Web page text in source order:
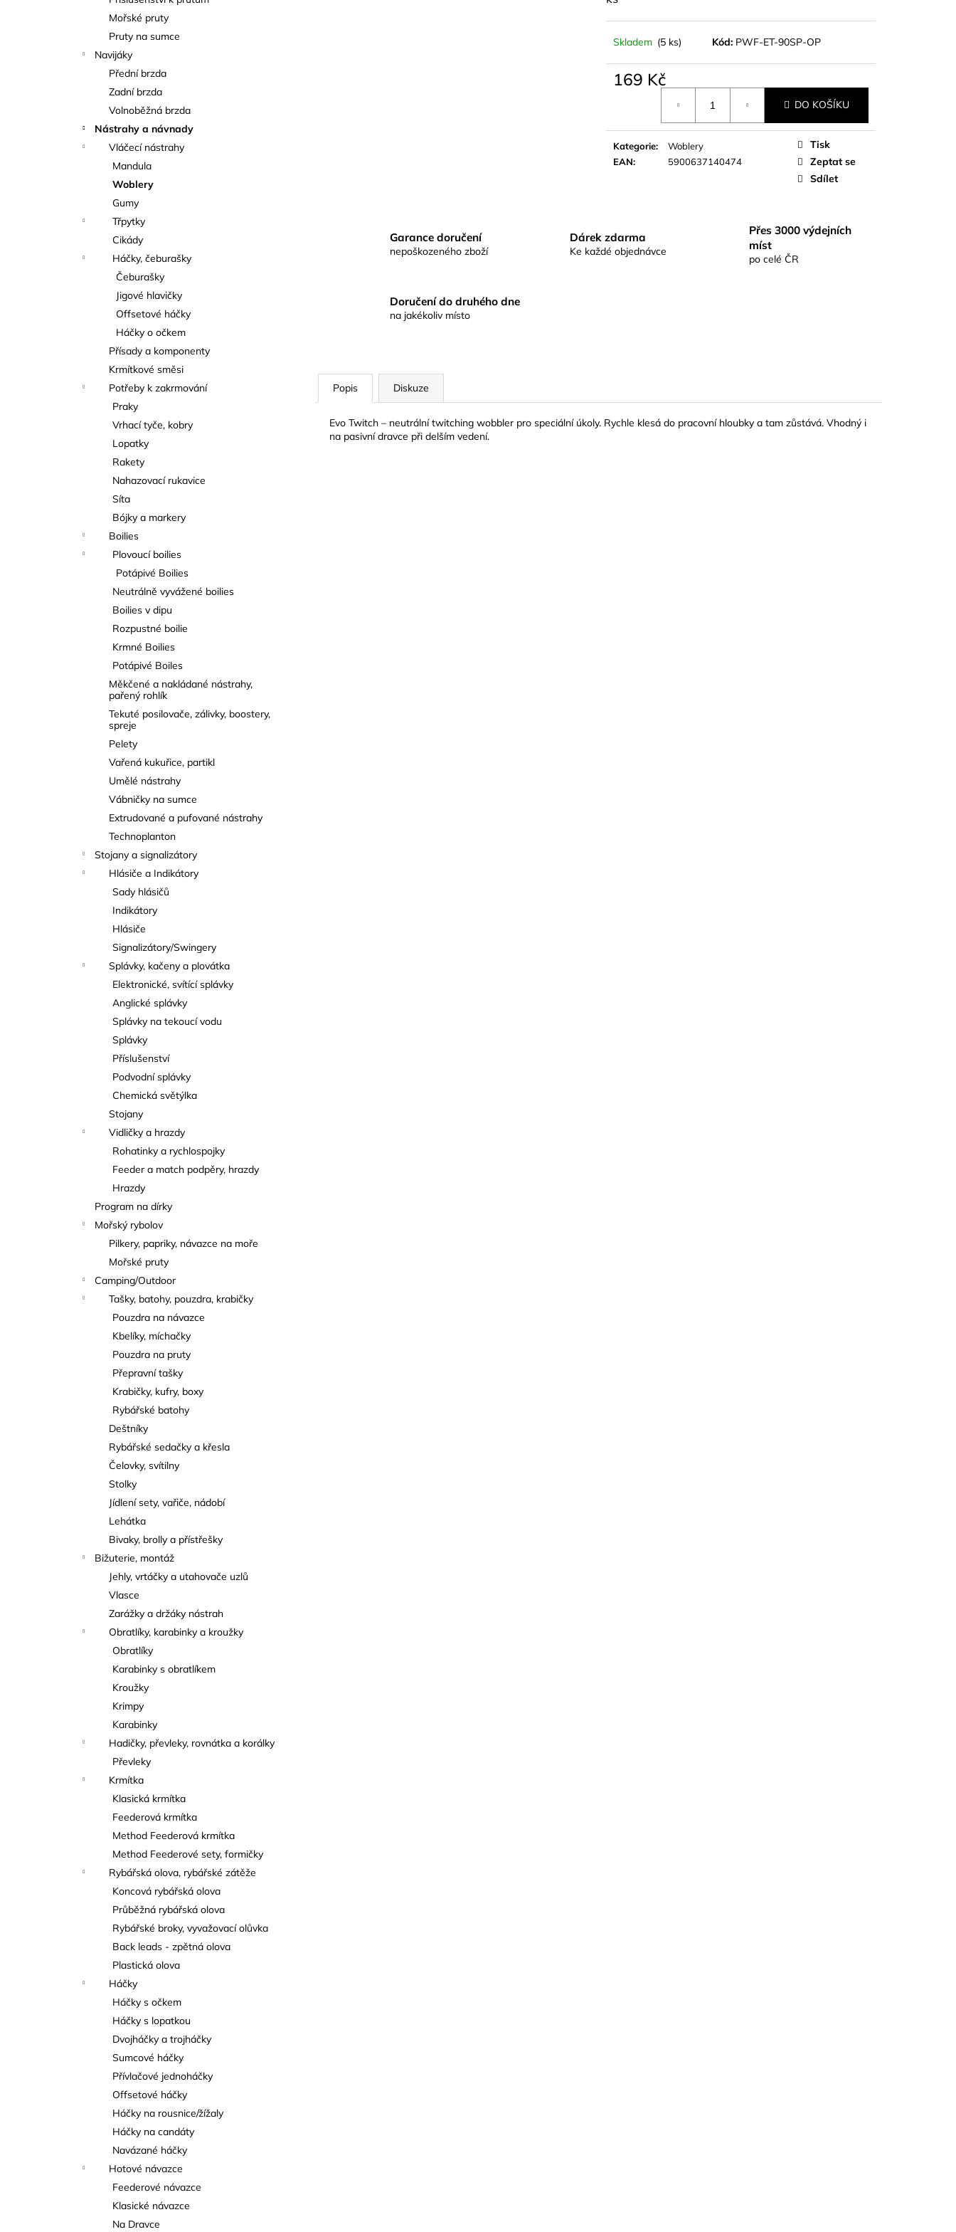
Mořské pruty
Pruty na sumce
Navijáky
Přední brzda
Zadní brzda
Volnoběžná brzda
Nástrahy a návnady
Vláčecí nástrahy
Mandula
Woblery
Gumy
Třpytky
Cikády
Háčky, čeburašky
Čeburašky
Jigové hlavičky
Offsetové háčky
Háčky o očkem
Přísady a komponenty
Krmítkové směsi
Potřeby k zakrmování
Praky
Vrhací tyče, kobry
Lopatky
Rakety
Nahazovací rukavice
Síta
Bójky a markery
Boilies
Plovoucí boilies
Potápivé Boilies
Neutrálně vyvážené boilies
Boilies v dipu
Rozpustné boilie
Krmné Boilies
Potápivé Boiles
Měkčené a nakládané nástrahy,
pařený rohlík
Tekuté posilovače, zálivky, boostery,
spreje
Pelety
Vařená kukuřice, partikl
Umělé nástrahy
Vábničky na sumce
Extrudované a pufované nástrahy
Technoplanton
Stojany a signalizátory
Hlásiče a Indikátory
Sady hlásičů
Indikátory
Hlásiče
Signalizátory/Swingery
Splávky, kačeny a plovátka
Elektronické, svítící splávky
Anglické splávky
Splávky na tekoucí vodu
Splávky
Příslušenství
Podvodní splávky
Chemická světýlka
Stojany
Vidličky a hrazdy
Rohatinky a rychlospojky
Feeder a match podpěry, hrazdy
Hrazdy
Program na dírky
Mořský rybolov
Pilkery, papriky, návazce na moře
Mořské pruty
Camping/Outdoor
Tašky, batohy, pouzdra, krabičky
Pouzdra na návazce
Kbelíky, míchačky
Pouzdra na pruty
Přepravní tašky
Krabičky, kufry, boxy
Rybářské batohy
Deštníky
Rybářské sedačky a křesla
Čelovky, svítilny
Stolky
Jídlení sety, vařiče, nádobí
Lehátka
Bivaky, brolly a přístřešky
Bižuterie, montáž
Jehly, vrtáčky a utahovače uzlů
Vlasce
Zarážky a držáky nástrah
Obratlíky, karabinky a kroužky
Obratlíky
Karabinky s obratlíkem
Kroužky
Krimpy
Karabinky
Hadičky, převleky, rovnátka a korálky
Převleky
Krmítka
Klasická krmítka
Feederová krmítka
Method Feederová krmítka
Method Feederové sety, formičky
Rybářská olova, rybářské zátěže
Koncová rybářská olova
Průběžná rybářská olova
Rybářské broky, vyvažovací olůvka
Back leads - zpětná olova
Plastická olova
Háčky
Háčky s očkem
Háčky s lopatkou
Dvojháčky a trojháčky
Sumcové háčky
Přívlačové jednoháčky
Offsetové háčky
Háčky na rousnice/žížaly
Háčky na candáty
Navázané háčky
Hotové návazce
Feederové návazce
Klasické návazce
Na Dravce
Skladem (5 ks) Kód: PWF-ET-90SP-OP
169 Kč
DO KOŠÍKU
Kategorie:
Woblery
EAN: 5900637140474
Tisk
Zeptat se
Sdílet
Garance doručení
nepoškozeného zboží
Dárek zdarma
Ke každé objednávce
Přes 3000 výdejních
míst
po celé ČR
Doručení do druhého dne
na jakékoliv místo
Popis Diskuze
Evo Twitch – neutrální twitching wobbler pro speciální úkoly. Rychle klesá do pracovní hloubky a tam zůstává. Vhodný i
na pasivní dravce při delším vedení.
KAPROVÁ SMĚS RICHARDA
KONOPÁSKA RIKOMIX KAPR ČERVENÝ
KAPROVÁ SMĚS RICHARDKA